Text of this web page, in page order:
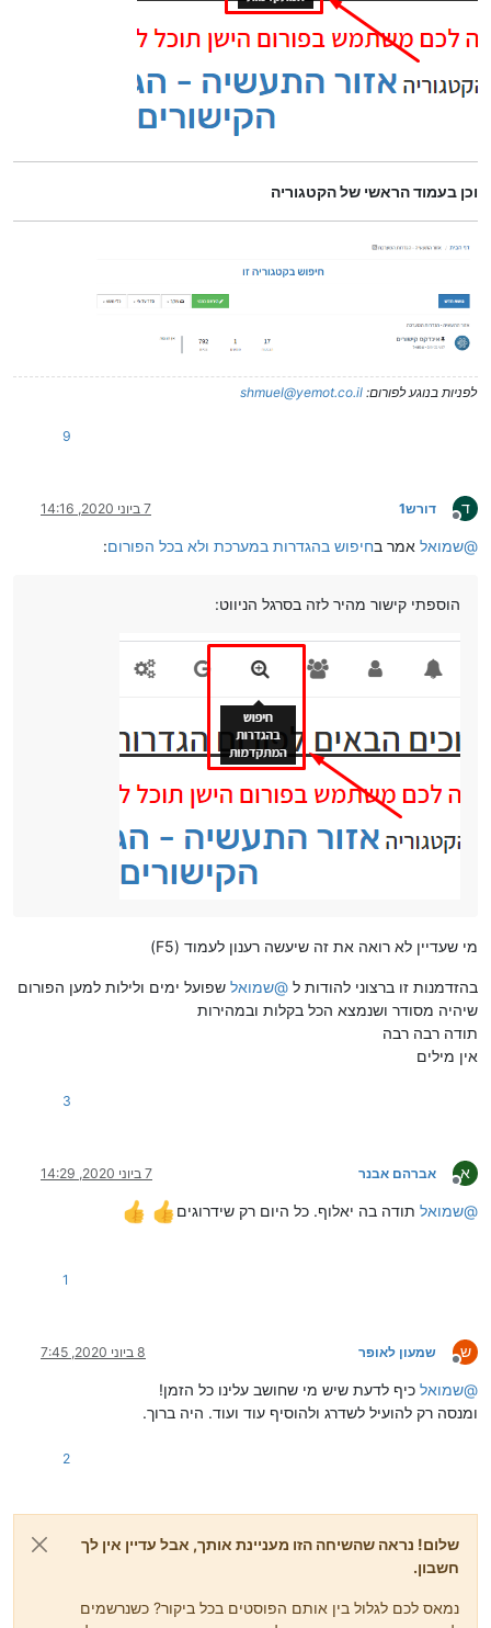
וכן בעמוד הראשי של הקטגוריה
לפניות בנוגע לפורום: shmuel@yemot.co.il
9
ד
מנותק
דורש1 7 ביוני 2020, 14:16
@שמואל אמר בחיפוש בהגדרות במערכת ולא בכל הפורום:
הוספתי קישור מהיר לזה בסרגל הניווט:
מי שעדיין לא רואה את זה שיעשה רענון לעמוד (F5)
בהזדמנות זו ברצוני להודות ל @שמואל שפועל ימים ולילות למען הפורום
שיהיה מסודר ושנמצא הכל בקלות ובמהירות
תודה רבה רבה
אין מילים
3
א
מנותק
אברהם אבנר 7 ביוני 2020, 14:29
@שמואל תודה בה יאלוף. כל היום רק שידרוגים
1
ש
מנותק
שמעון לאופר 8 ביוני 2020, 7:45
@שמואל כיף לדעת שיש מי שחושב עלינו כל הזמן!
ומנסה רק להועיל לשדרג ולהוסיף עוד ועוד. היה ברוך.
2
שלום! נראה שהשיחה הזו מעניינת אותך, אבל עדיין אין לך
חשבון.
נמאס לכם לגלול בין אותם הפוסטים בכל ביקור? כשנרשמים